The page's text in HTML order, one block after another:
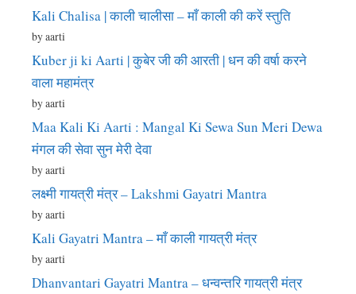
Kali Chalisa | काली चालीसा – माँ काली की करें स्तुति
by aarti
Kuber ji ki Aarti | कुबेर जी की आरती | धन की वर्षा करने
वाला महामंत्र
by aarti
Maa Kali Ki Aarti : Mangal Ki Sewa Sun Meri Dewa
मंगल की सेवा सुन मेरी देवा
by aarti
लक्ष्मी गायत्री मंत्र – Lakshmi Gayatri Mantra
by aarti
Kali Gayatri Mantra – माँ काली गायत्री मंत्र
by aarti
Dhanvantari Gayatri Mantra – धन्वन्तरि गायत्री मंत्र